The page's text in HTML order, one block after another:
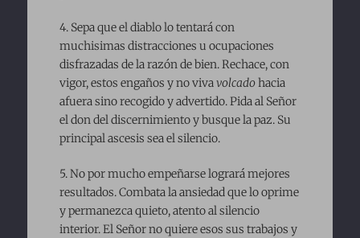
4. Sepa que el diablo lo tentará con
muchisimas distracciones u ocupaciones
disfrazadas de la razón de bien. Rechace, con
vigor, estos engaños y no vivavolcadohacia
afuera sino recogido y advertido. Pida al Señor
el don del discernimiento y busque la paz. Su
principal ascesis sea el silencio.
5. No por mucho empeñarse logrará mejores
resultados. Combata la ansiedad que lo oprime
y permanezca quieto, atento al silencio
interior. El Señor no quiere esos sus trabajos y